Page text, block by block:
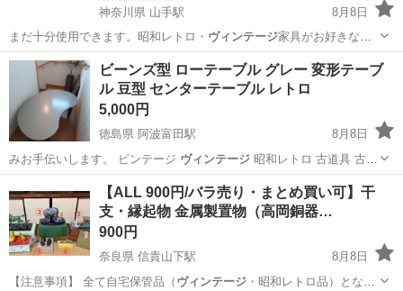
神奈川県 山手駅
8月8日
まだ十分使用できます。昭和レトロ・ ヴィンテージ家具がお好きな
方、収納力のあるタン…
神奈川 横浜市 山手駅
ビーンズ型 ローテーブル グレー 変形テーブ
ル 豆型 センターテーブル レトロ
5,000円
徳島県 阿波富田駅
8月8日
みお手伝いします。 ビンテージ ヴィンテージ昭和レトロ 古道具 古家
具 古民…
阿波富田駅 テーブル
【ALL 900円/バラ売り・まとめ買い可】干
支・縁起物 金属製置物（高岡銅器…
900円
奈良県 信貴山下駅
8月8日
【注意事項】 全て自宅保管品（ ヴィンテージ・昭和レトロ品）となり